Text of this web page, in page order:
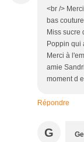
<br />
bas
Miss sucre
Poppin qui
Merci à
amie
moment d
Répondre
G